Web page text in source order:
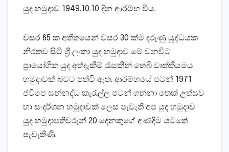
යුද හමුදාව 1949.10.10 දින ආරම්භ විය.
වසර 65 ක අතීතයෙන් වසර 30 ක්‌ම දරුණු යුද්ධයක
නිරතව සිටි ශ්‍රී ලංකා යුද හමුදාව මේ වනවිට
ප්‍රායෝගික යුද අත්දැකීම් රැසකින් හෙබි වෘත්තීයමය
හමුදාවක්‌ බවට පත්වි ඇත. ආරම්භයේ පටන් 1971
ජවිපෙ සන්නද්ධ කැරැල්ල පටන් ගන්නා තෙක්‌ උත්සව
හා සංදර්ශන හමුදාවක්‌ ලෙස පැවැති අප යුද හමුදාව
යුද හමුදාපතිවරුන් 20 දෙනකුගේ අණදීම යටතේ
පැවැතිණි.